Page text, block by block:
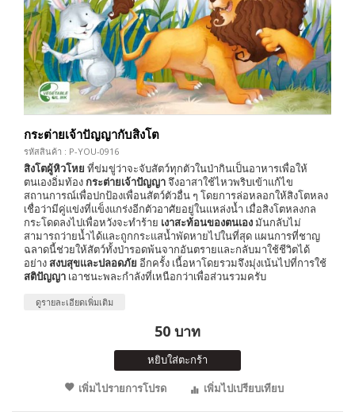
กระต่ายเจ้าปัญญากับสิงโต
รหัสสินค้า : P-YOU-0916
สิงโตผู้หิวโหย ที่ข่มขู่ว่าจะจับสัตว์ทุกตัวในป่ากินเป็นอาหารเพื่อให้
ตนเองอิ่มท้องกระต่ายเจ้าปัญญาจึงอาสาใช้ไหวพริบเข้าแก้ไข
สถานการณ์เพื่อปกป้องเพื่อนสัตว์ตัวอื่น ๆ โดยการล่อหลอกให้สิงโตหลง
เชื่อว่ามีคู่แข่งที่แข็งแกร่งอีกตัวอาศัยอยู่ในแหล่งน้ำ เมื่อสิงโตหลงกล
กระโดดลงไปเพื่อหวังจะทำร้าย เงาสะท้อนของตนเองมันกลับไม่
สามารถว่ายน้ำได้และถูกกระแสน้ำพัดหายไปในที่สุด แผนการที่ชาญ
ฉลาดนี้ช่วยให้สัตว์ทั้งป่ารอดพ้นจากอันตรายและกลับมาใช้ชีวิตได้
อย่างสงบสุขและปลอดภัย อีกครั้ง เนื้อหาโดยรวมจึงมุ่งเน้นไปที่การใช้
สติปัญญา เอาชนะพละกำลังที่เหนือกว่าเพื่อส่วนรวมครับ
ดูรายละเอียดเพิ่มเติม
50 บาท
หยิบใส่ตะกร้า
เพิ่มไปรายการโปรด
เพิ่มไปเปรียบเทียบ